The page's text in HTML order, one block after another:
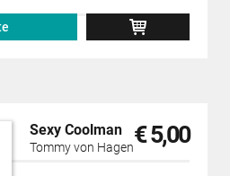
Sexy Coolman
Tommy von Hagen€ 5,00